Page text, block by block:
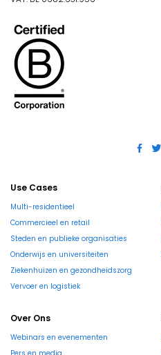
Use Cases
Multi-residentieel
Commercieel en retail
Steden en publieke organisaties
Onderwijs en universiteiten
Ziekenhuizen en gezondheidszorg
Vervoer en logistiek
Over Ons
Webinars en evenementen